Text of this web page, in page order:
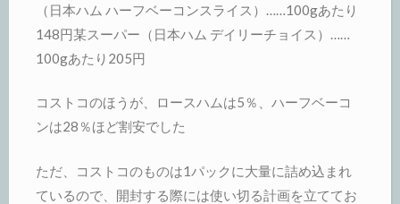
（日本ハム ハーフベーコンスライス）……100gあたり
148円某スーパー（日本ハム デイリーチョイス）……
100gあたり205円
コストコのほうが、ロースハムは5％、ハーフベーコ
ンは28％ほど割安でした
ただ、コストコのものは1パックに大量に詰め込まれ
ているので、開封する際には使い切る計画を立ててお